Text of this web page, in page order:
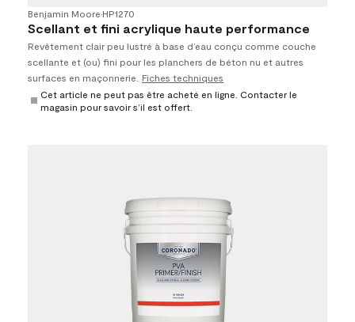
Benjamin Moore•HP1270
Scellant et fini acrylique haute performance
Revêtement clair peu lustré à base d’eau conçu comme couche
scellante et (ou) fini pour les planchers de béton nu et autres
surfaces en maçonnerie.
Fiches techniques
Cet article ne peut pas être acheté en ligne. Contacter le
magasin pour savoir s’il est offert.